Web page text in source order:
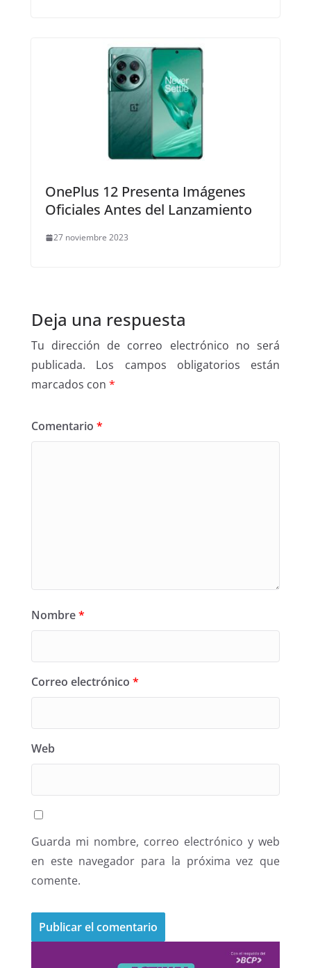
OnePlus 12 Presenta Imágenes
Oficiales Antes del Lanzamiento
27 noviembre 2023
Deja una respuesta
Tu dirección de correo electrónico no será
publicada.
Los campos obligatorios están
marcados con *
Comentario *
Nombre*
Correo electrónico *
Web
Guarda mi nombre, correo electrónico y web
en este navegador para la próxima vez que
comente.